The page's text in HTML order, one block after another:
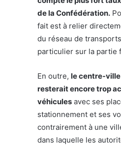
de la Confédération.
fait est à relier
du réseau de
particulier sur la partie
En outre, le centre-
resterait encore trop
véhicules avec ses
stationnement et ses
contrairement à une
dans laquelle les